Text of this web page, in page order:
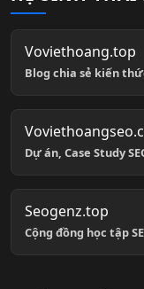
Voviethoang.top
Blog chia sẻ kiến
Dự án, Case Study
Seogenz.top
Cộng đồng học tập